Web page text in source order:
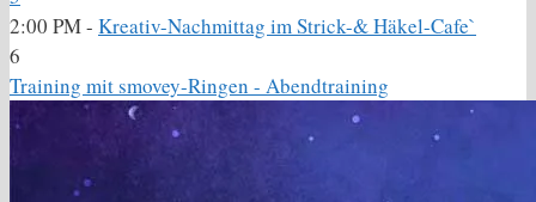
2:00 PM - Kreativ-Nachmittag im Strick-& Häkel-Cafe`
6
Training mit smovey-Ringen - Abendtraining